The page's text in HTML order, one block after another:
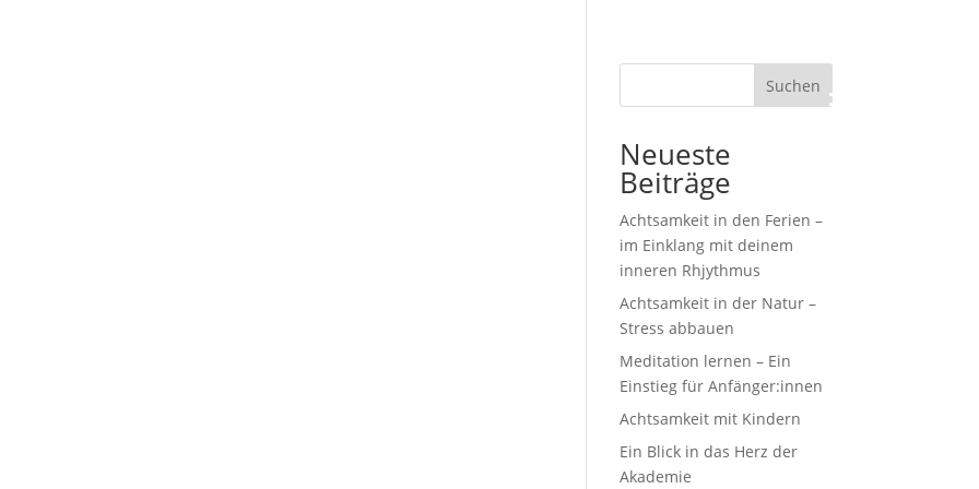
Suchen
Neueste
Beiträge
Achtsamkeit in den Ferien –
im Einklang mit deinem
inneren Rhjythmus
Achtsamkeit in der Natur –
Stress abbauen
Meditation lernen – Ein
Einstieg für Anfänger:innen
Achtsamkeit mit Kindern
Ein Blick in das Herz der
Akademie